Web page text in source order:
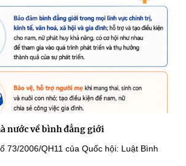
nước về bình đẳng giới
73/2006/QH11 của Quốc hội: Luật Bình